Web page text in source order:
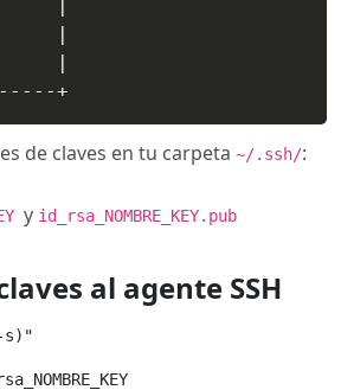
o
|
|
de claves en tu carpeta ~/.ssh/:
y id_rsa_NOMBRE_KEY.pub
al agente SSH
s)"